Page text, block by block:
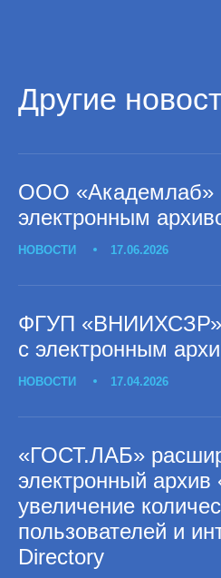
Другие
ООО «Академлаб»
электронным
НОВОСТИ 17.06.2026
ФГУП «ВНИИХСЗР»
с электронным
НОВОСТИ 17.04.2026
«ГОСТ.ЛАБ»
электронный
увеличение
пользователей и
Directory